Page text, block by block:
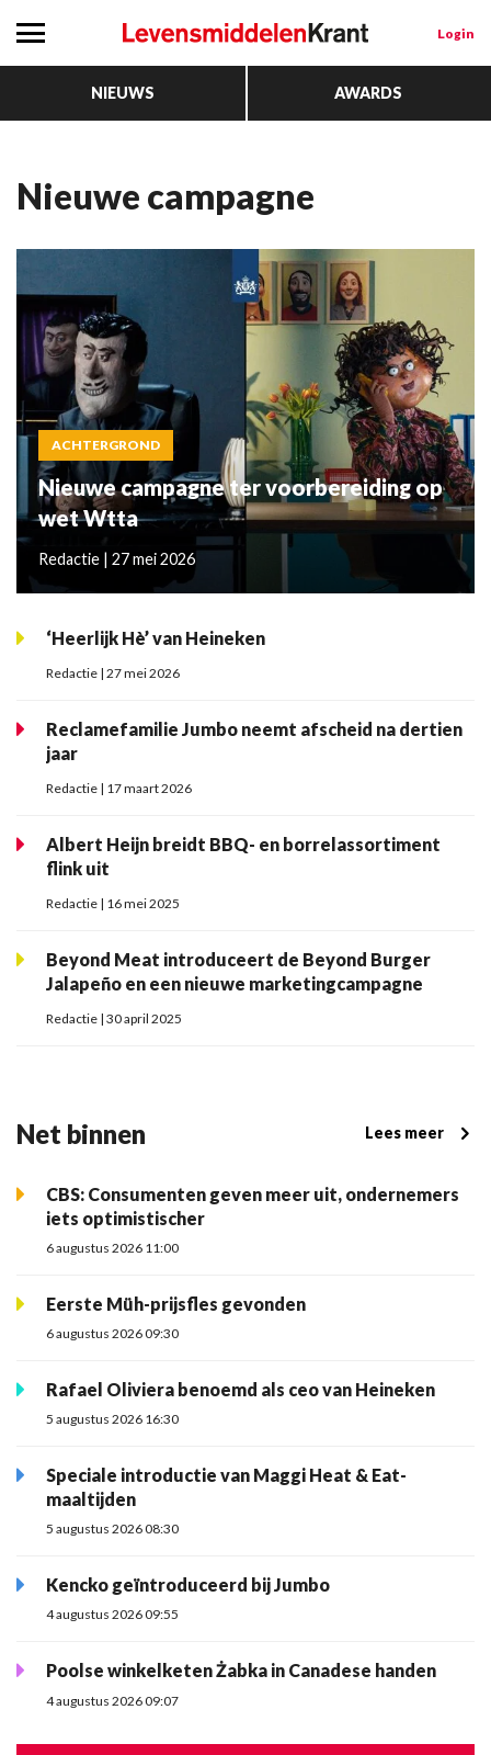
Login
NIEUWS AWARDS
Nieuwe campagne
ACHTERGROND
Nieuwe campagne ter voorbereiding op
wet Wtta
Redactie | 27 mei 2026
‘Heerlijk Hè’ van Heineken
Redactie | 27 mei 2026
Reclamefamilie Jumbo neemt afscheid na dertien
jaar
Redactie | 17 maart 2026
Albert Heijn breidt BBQ- en borrelassortiment
flink uit
Redactie | 16 mei 2025
Beyond Meat introduceert de Beyond Burger
Jalapeño en een nieuwe marketingcampagne
Redactie | 30 april 2025
Net binnen Lees meer
CBS: Consumenten geven meer uit, ondernemers
iets optimistischer
6 augustus 2026 11:00
Eerste Müh-prijsfles gevonden
6 augustus 2026 09:30
Rafael Oliviera benoemd als ceo van Heineken
5 augustus 2026 16:30
Speciale introductie van Maggi Heat & Eat-
maaltijden
5 augustus 2026 08:30
Kencko geïntroduceerd bij Jumbo
4 augustus 2026 09:55
Poolse winkelketen Żabka in Canadese handen
4 augustus 2026 09:07